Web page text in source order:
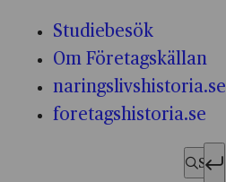
Studiebesök
Om Företagskällan
naringslivshistoria.se
foretagshistoria.se
Sök